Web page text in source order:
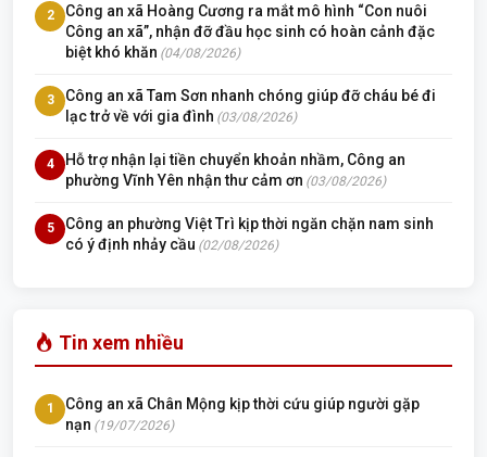
2
Công an xã Hoàng Cương ra mắt mô hình “Con nuôi
Công an xã”, nhận đỡ đầu học sinh có hoàn cảnh đặc
biệt khó khăn (04/08/2026)
3
Công an xã Tam Sơn nhanh chóng giúp đỡ cháu bé đi
lạc trở về với gia đình (03/08/2026)
4
Hỗ trợ nhận lại tiền chuyển khoản nhầm, Công an
phường Vĩnh Yên nhận thư cảm ơn (03/08/2026)
5
Công an phường Việt Trì kịp thời ngăn chặn nam sinh
có ý định nhảy cầu (02/08/2026)
Tin xem nhiều
1
Công an xã Chân Mộng kịp thời cứu giúp người gặp
nạn (19/07/2026)